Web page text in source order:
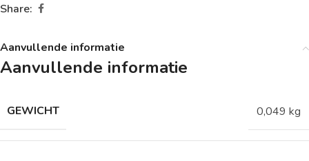
Share:
Aanvullende informatie
Aanvullende informatie
GEWICHT 0,049 kg